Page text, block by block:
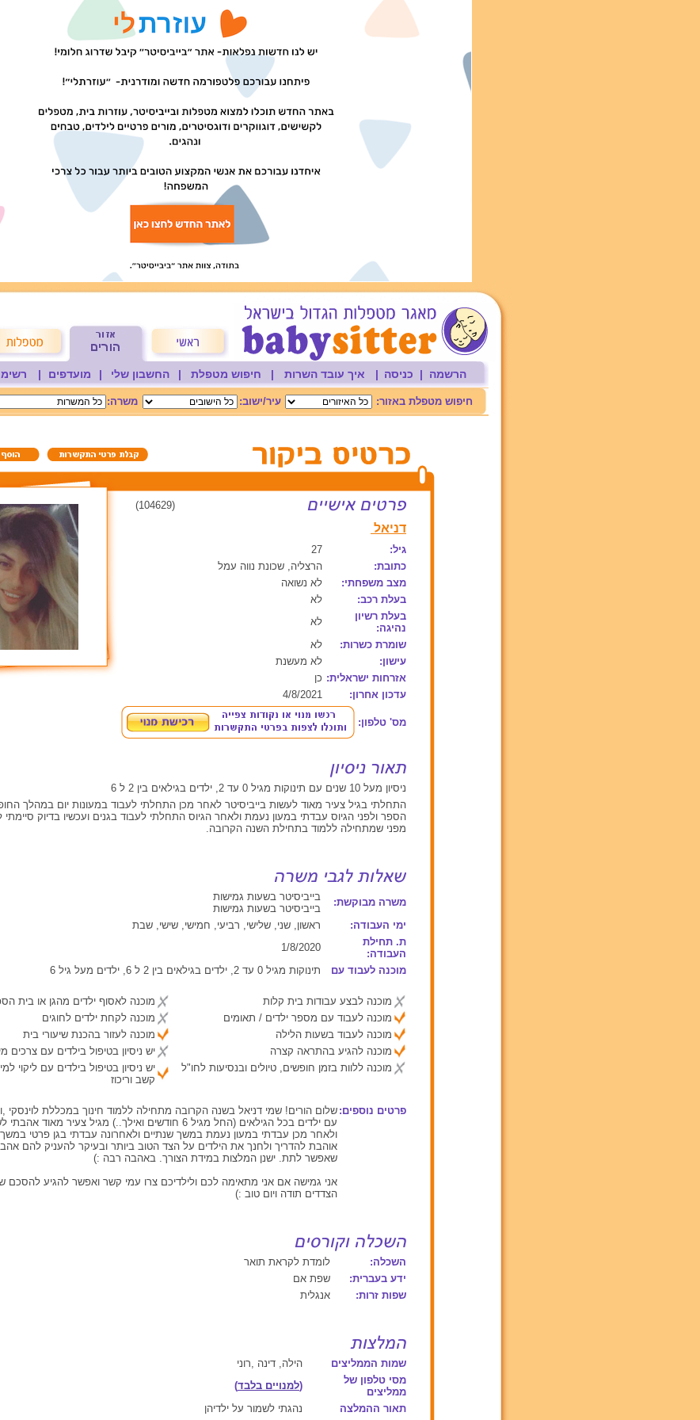
הרשמה | כניסה | איך עובד השרות | חיפוש מטפלת | החשבון שלי | מועדפים |
חיפוש מטפלת באזור: עיר/ישוב: משרה:
(104629)
דניאל
גיל:
27
כתובת:
הרצליה, שכונת נווה עמל
מצב משפחתי:
לא נשואה
בעלת רכב:
לא
בעלת רשיון
נהיגה:
לא
שומרת כשרות:
לא
עישון:
לא מעשנת
אזרחות ישראלית: כן
עדכון אחרון:
4/8/2021
מס' טלפון:
ניסיון מעל 10 שנים עם תינוקות מגיל 0 עד 2, ילדים בגילאים בין 2 ל 6
התחלתי בגיל צעיר מאוד לעשות בייביסיטר לאחר מכן התחלתי לעבוד במעונות יום במהלך
הספר ולפני הגיוס עבדתי במעון נעמת ולאחר הגיוס התחלתי לעבוד בגנים ועכשיו בדיוק סיימתי
מפני שמתחילה ללמוד בתחילת השנה הקרובה.
משרה מבוקשת:
בייביסיטר בשעות גמישות
בייביסיטר בשעות גמישות
ימי העבודה:
ראשון, שני, שלישי, רביעי, חמישי, שישי, שבת
ת. תחילת
העבודה:
1/8/2020
מוכנה לעבוד עם
תינוקות מגיל 0 עד 2, ילדים בגילאים בין 2 ל 6, ילדים מעל גיל 6
מוכנה לבצע עבודות בית קלות
מוכנה לעבוד עם מספר ילדים / תאומים
מוכנה לעבוד בשעות הלילה
מוכנה להגיע בהתראה קצרה
מוכנה ללוות בזמן חופשים, טיולים ובנסיעות לחו"ל
מוכנה לאסוף ילדים מהגן או בית
מוכנה לקחת ילדים לחוגים
מוכנה לעזור בהכנת שיעורי בית
יש ניסיון בטיפול בילדים עם צרכים
יש ניסיון בטיפול בילדים עם ליקוי
קשב וריכוז
פרטים נוספים: שלום הורים! שמי דניאל בשנה הקרובה מתחילה ללמוד חינוך במכללת לוינסקי
עם ילדים בכל הגילאים (החל מגיל 6 חודשים ואילך..) מגיל צעיר
ולאחר מכן עבדתי במעון נעמת במשך שנתיים ולאחרונה עבדתי בגן פרטי במשך
אוהבת להדריך ולחנך את הילדים על הצד הטוב ביותר ובעיקר להעניק להם
שאפשר לתת. ישנן המלצות במידת הצורך. באהבה רבה :)
אני גמישה אם אני מתאימה לכם ולילדיכם צרו עמי קשר ואפשר להגיע להסכם
הצדדים תודה ויום טוב :)
השכלה:
לומדת לקראת תואר
ידע בעברית:
שפת אם
שפות זרות:
אנגלית
שמות הממליצים
הילה, דינה ,רוני
מסי טלפון של
ממליצים
(למנויים בלבד)
תאור ההמלצה
נהגתי לשמור על ילדיהן